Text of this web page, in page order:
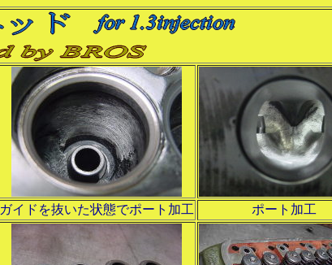
ガイドを抜いた状態でポート加工 ポート加工